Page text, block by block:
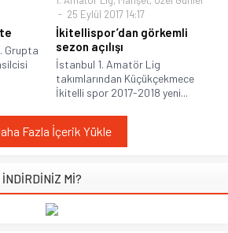
Grupta
25 Eylül 2017 14:17
İkitellispor’dan görkemli
sezon açılışı
İstanbul 1. Amatör Lig
takımlarından Küçükçekmece
İkitelli spor 2017-2018 yeni...
Fazla İçerik Yükle
Mİ?